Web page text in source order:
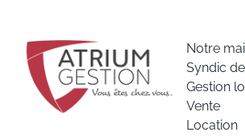
Notre
Syndic
Gestion
Vente
Location